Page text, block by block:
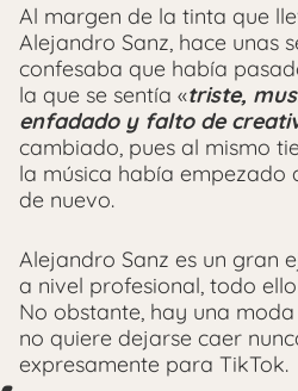
Al margen de la tinta que
Alejandro Sanz, hace unas
confesaba que había
la que se sentía «triste,
enfadado y falto de
cambiado, pues al mismo
la música había empezado
de nuevo.
Alejandro Sanz es un gran
a nivel profesional, todo
No obstante, hay una
no quiere dejarse caer
expresamente para TikTok.